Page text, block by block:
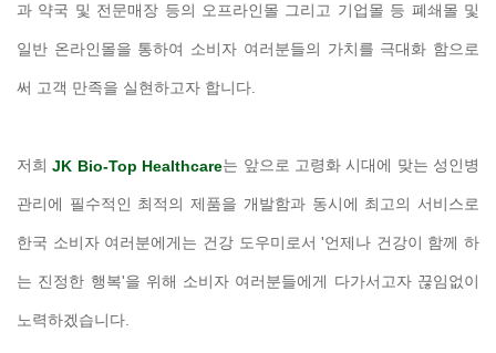
과 약국 및 전문매장 등의 오프라인몰 그리고 기업몰 등 폐쇄몰 및
일반 온라인몰을 통하여 소비자 여러분들의 가치를 극대화 함으로
써 고객 만족을 실현하고자 합니다.
저희 JK Bio-Top Healthcare는 앞으로 고령화 시대에 맞는 성인병
관리에 필수적인 최적의 제품을 개발함과 동시에 최고의 서비스로
한국 소비자 여러분에게는 건강 도우미로서 '언제나 건강이 함께 하
는 진정한 행복'을 위해 소비자 여러분들에게 다가서고자 끊임없이
노력하겠습니다.